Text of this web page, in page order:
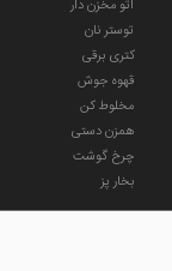
اتو مخزن دار
توستر نان
کتری برقی
قهوه جوش
مخلوط کن
همزن دستی
چرخ گوشت
بخار پز